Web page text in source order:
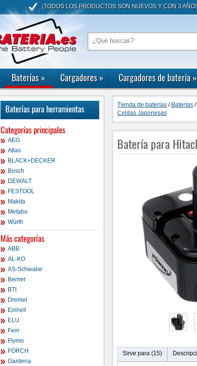
¡TODOS LOS PRODUCTOS SON NUEVOS Y CON 3
Baterías» Cargadores» Cargadores de batería»
Baterías para herramientas
Categorías principales
AEG
Atlas
BLACK+DECKER
Bosch
DEWALT
FESTOOL
Makita
Metabo
Würth
Más categorías
ABB
AL-KO
AS-Schwabe
Berner
BTI
Dremel
Einhell
ELU
Fein
Flymo
FÖRCH
Gardena
Tienda de baterías / Baterías /
Celdas Japonesas
Batería para
Sirve para (15)